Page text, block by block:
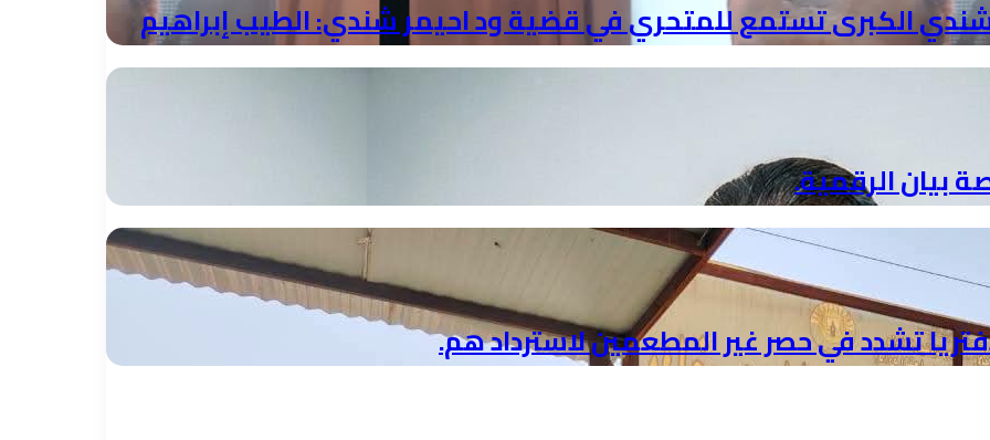
الكبرى تستمع للمتحري في قضية ود احيمر شندي: الطيب إبراهيم
بيان الرقمية.
تشدد في حصر غير المطعمين لاسترداد هم.